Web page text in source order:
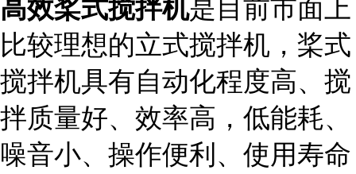
高效桨式搅拌机是目前市面上
比较理想的立式搅拌机，桨式
搅拌机具有自动化程度高、搅
拌质量好、效率高，低能耗、
噪音小、操作便利、使用寿命